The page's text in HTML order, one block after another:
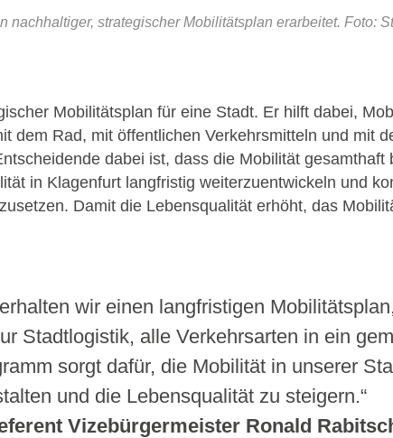
nachhaltiger, strategischer Mobilitätsplan erarbeitet. Foto:
Mobilitätsplan für eine Stadt. Er hilft dabei,
dem Rad, mit öffentlichen Verkehrsmitteln und mit
dabei ist, dass die Mobilität
in Klagenfurt langfristig weiterzuentwickeln und
Damit die Lebensqualität erhöht, das
wir einen langfristigen
Stadtlogistik, alle Verkehrsarten in ein
sorgt dafür, die Mobilität in unserer
und die Lebensqualität zu steigern.“
Vizebürgermeister Ronald